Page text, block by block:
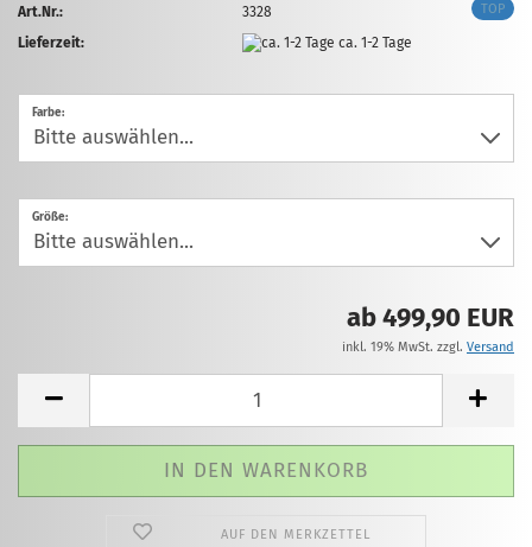
TOP
Art.Nr.:
3328
Lieferzeit:
ca. 1-2 Tage
Farbe:
Größe:
ab 499,90 EUR
inkl. 19% MwSt. zzgl. Versand
AUF DEN MERKZETTEL